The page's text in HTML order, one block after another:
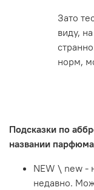
Зато
виду,
норм,
Подсказки по
названии парфюма
NEW \ new -
недавно.